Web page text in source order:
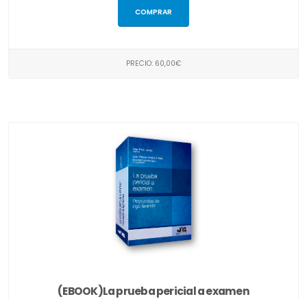
COMPRAR
PRECIO: 60,00€
(EBOOK)La prueba pericial a examen